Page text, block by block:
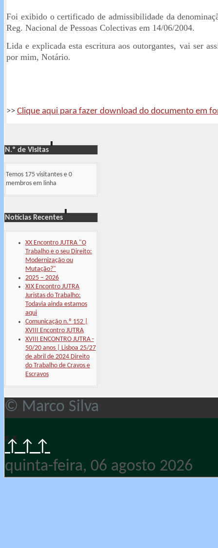
Foi exibido o certificado de admissibilidade da
Reg. Nacional de Pessoas Colectivas em 14/06/2004.
Lida e explicada esta escritura aos outorgantes, vai ser
por mim, Notário.
>> Clique aqui para fazer download do documento em
N.º de Visitas
Temos 175 visitantes e 0
membros em linha
Notícias Recentes
XX Encontro JUTRA "O
Trabalho e o seu Direito:
Modernização ou
Mutação?"
2025 – 2026
XIX Encontro JUTRA
Juristas do Trabalho:
Todavia ainda estamos
aqui
Comunicação n.º 152 |
XVIII Encontro JUTRA
XVIII ENCONTRO JUTRA -
50/20 anos | Lisboa 25/27
de abril de 2024 Direito
do Trabalho de Cravos e
Escravos
© Marco Silva
↑↑↑
quinta-feira, 06 agosto 2026